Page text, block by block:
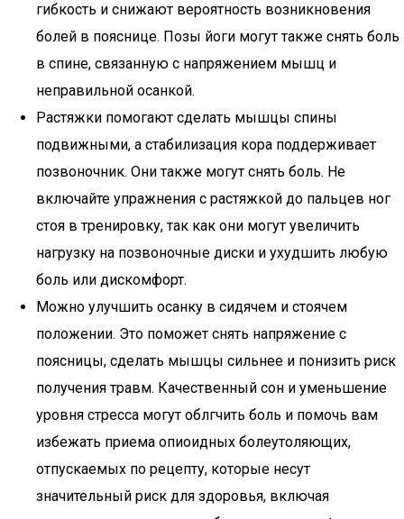
гибкость и снижают вероятность возникновения
болей в пояснице. Позы йоги могут также снять боль
в спине, связанную с напряжением мышц и
неправильной осанкой.
Растяжки помогают сделать мышцы спины
подвижными, а стабилизация кора поддерживает
позвоночник. Они также могут снять боль. Не
включайте упражнения с растяжкой до пальцев ног
стоя в тренировку, так как они могут увеличить
нагрузку на позвоночные диски и ухудшить любую
боль или дискомфорт.
Можно улучшить осанку в сидячем и стоячем
положении. Это поможет снять напряжение с
поясницы, сделать мышцы сильнее и понизить риск
получения травм. Качественный сон и уменьшение
уровня стресса могут облгчить боль и помочь вам
избежать приема опиоидных болеутоляющих,
отпускаемых по рецепту, которые несут
значительный риск для здоровья, включая